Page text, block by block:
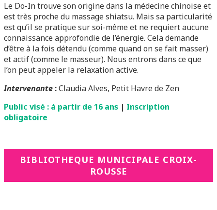
Le Do-In trouve son origine dans la médecine chinoise et
est très proche du massage shiatsu. Mais sa particularité
est qu’il se pratique sur soi-même et ne requiert aucune
connaissance approfondie de l’énergie. Cela demande
d’être à la fois détendu (comme quand on se fait masser)
et actif (comme le masseur). Nous entrons dans ce que
l’on peut appeler la relaxation active.
Intervenante :Claudia Alves, Petit Havre de Zen
Public visé : à partir de 16 ans | Inscription
obligatoire
BIBLIOTHEQUE MUNICIPALE CROIX-
ROUSSE